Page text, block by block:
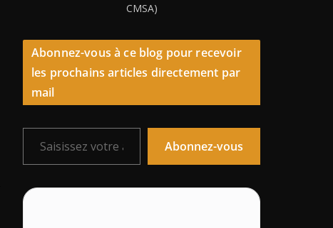
CMSA)
Abonnez-vous à ce blog pour recevoir
les prochains articles directement par
mail
Saisissez votre adresse e-mail…
Abonnez-vous